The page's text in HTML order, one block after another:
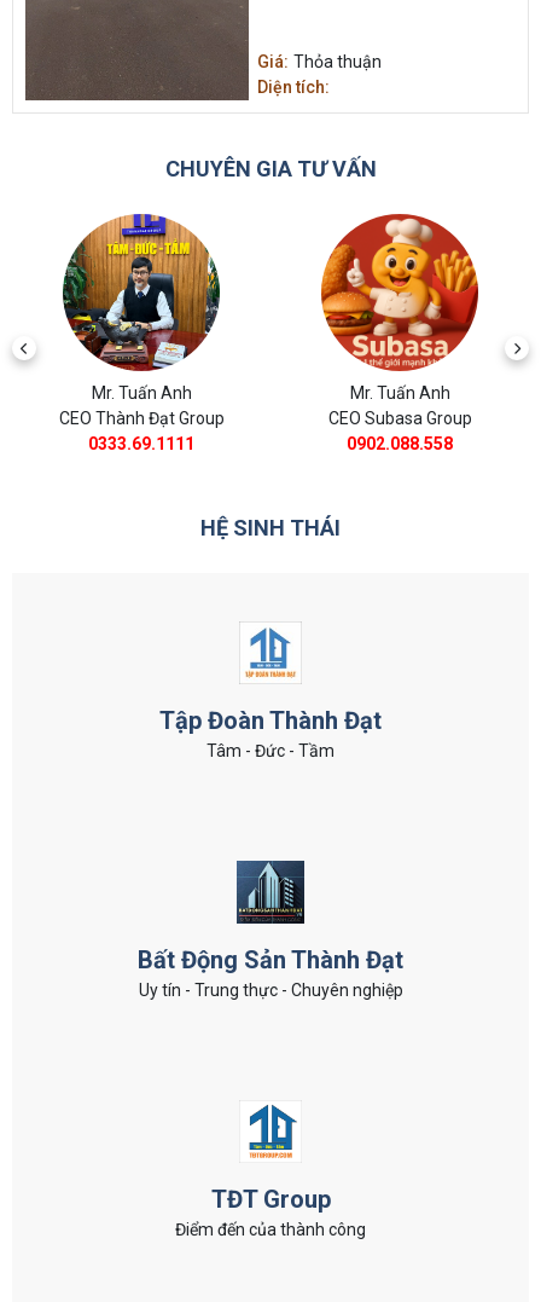
Giá: Thỏa thuận
Diện tích:
CHUYÊN GIA TƯ VẤN
Mr. Tuấn Anh
CEO Subasa Group
0902.088.558
Mr. Tuấn Anh
CEO BĐS Thành Đạt
0988.11.8385
HỆ SINH THÁI
Tập Đoàn Thành Đạt
Tâm - Đức - Tầm
Bất Động Sản Thành Đạt
Uy tín - Trung thực - Chuyên nghiệp
TĐT Group
Điểm đến của thành công